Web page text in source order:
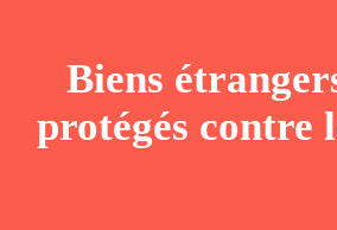
Biens
protégés contre